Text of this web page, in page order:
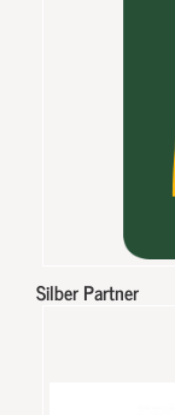
Silber Partner